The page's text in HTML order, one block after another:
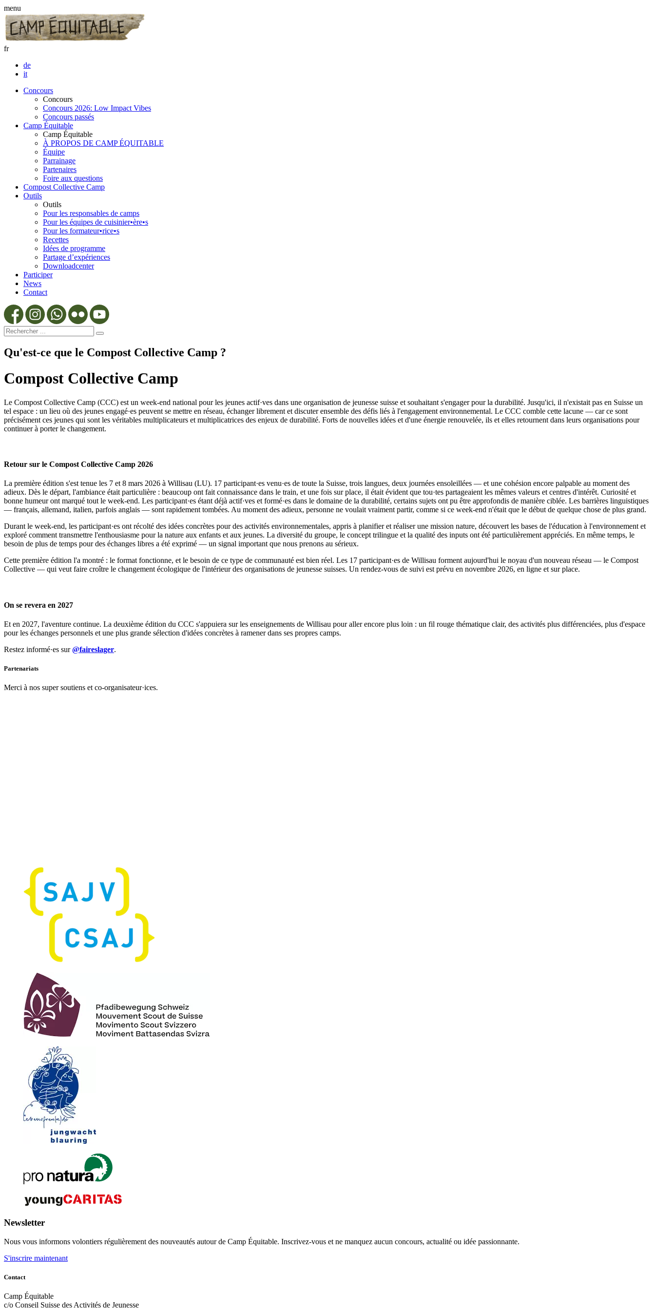
menu
fr
de
it
Concours
Concours
Concours 2026: Low Impact Vibes
Concours passés
Camp Équitable
Camp Équitable
À PROPOS DE CAMP ÉQUITABLE
Équipe
Parrainage
Partenaires
Foire aux questions
Compost Collective Camp
Outils
Outils
Pour les responsables de camps
Pour les équipes de cuisinier•ère•s
Pour les formateur•rice•s
Recettes
Idées de programme
Partage d’expériences
Downloadcenter
Participer
News
Contact
Qu'est-ce que le Compost Collective Camp ?
Compost Collective Camp
Le Compost Collective Camp (CCC) est un week-end national pour les jeunes actif·ves dans une organisation de jeunesse suisse et souhaitant s'engager pour la durabilité. Jusqu'ici, il n'existait pas en Suisse un
tel espace : un lieu où des jeunes engagé·es peuvent se mettre en réseau, échanger librement et discuter ensemble des défis liés à l'engagement environnemental. Le CCC comble cette lacune — car ce sont
précisément ces jeunes qui sont les véritables multiplicateurs et multiplicatrices des enjeux de durabilité. Forts de nouvelles idées et d'une énergie renouvelée, ils et elles retournent dans leurs organisations pour
continuer à porter le changement.
Retour sur le Compost Collective Camp 2026
La première édition s'est tenue les 7 et 8 mars 2026 à Willisau (LU). 17 participant·es venu·es de toute la Suisse, trois langues, deux journées ensoleillées — et une cohésion encore palpable au moment des
adieux. Dès le départ, l'ambiance était particulière : beaucoup ont fait connaissance dans le train, et une fois sur place, il était évident que tou·tes partageaient les mêmes valeurs et centres d'intérêt. Curiosité et
bonne humeur ont marqué tout le week-end. Les participant·es étant déjà actif·ves et formé·es dans le domaine de la durabilité, certains sujets ont pu être approfondis de manière ciblée. Les barrières linguistiques
— français, allemand, italien, parfois anglais — sont rapidement tombées. Au moment des adieux, personne ne voulait vraiment partir, comme si ce week-end n'était que le début de quelque chose de plus grand.
Durant le week-end, les participant·es ont récolté des idées concrètes pour des activités environnementales, appris à planifier et réaliser une mission nature, découvert les bases de l'éducation à l'environnement et
exploré comment transmettre l'enthousiasme pour la nature aux enfants et aux jeunes. La diversité du groupe, le concept trilingue et la qualité des inputs ont été particulièrement appréciés. En même temps, le
besoin de plus de temps pour des échanges libres a été exprimé — un signal important que nous prenons au sérieux.
Cette première édition l'a montré : le format fonctionne, et le besoin de ce type de communauté est bien réel. Les 17 participant·es de Willisau forment aujourd'hui le noyau d'un nouveau réseau — le Compost
Collective — qui veut faire croître le changement écologique de l'intérieur des organisations de jeunesse suisses. Un rendez-vous de suivi est prévu en novembre 2026, en ligne et sur place.
On se revera en 2027
Et en 2027, l'aventure continue. La deuxième édition du CCC s'appuiera sur les enseignements de Willisau pour aller encore plus loin : un fil rouge thématique clair, des activités plus différenciées, plus d'espace
pour les échanges personnels et une plus grande sélection d'idées concrètes à ramener dans ses propres camps.
Restez informé·es sur@faireslager.
Partenariats
Merci à nos super soutiens et co-organisateur·ices.
Newsletter
Nous vous informons volontiers régulièrement des nouveautés autour de Camp Équitable. Inscrivez-vous et ne manquez aucun concours, actualité ou idée passionnante.
S'inscrire maintenant
Contact
Camp Équitable
c/o Conseil Suisse des Activités de Jeunesse